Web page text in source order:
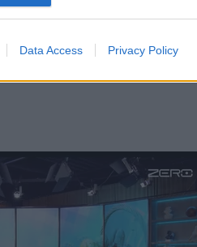
Data Access Privacy Policy